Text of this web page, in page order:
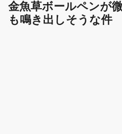
金魚草ボールペンが
も鳴き出しそうな件